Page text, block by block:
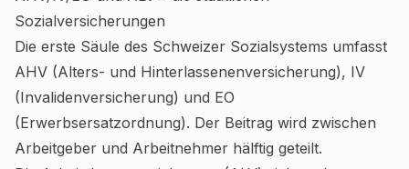
Sozialversicherungen
Die erste Säule des Schweizer Sozialsystems umfasst
AHV (Alters- und Hinterlassenenversicherung), IV
(Invalidenversicherung) und EO
(Erwerbsersatzordnung). Der Beitrag wird zwischen
Arbeitgeber und Arbeitnehmer hälftig geteilt.